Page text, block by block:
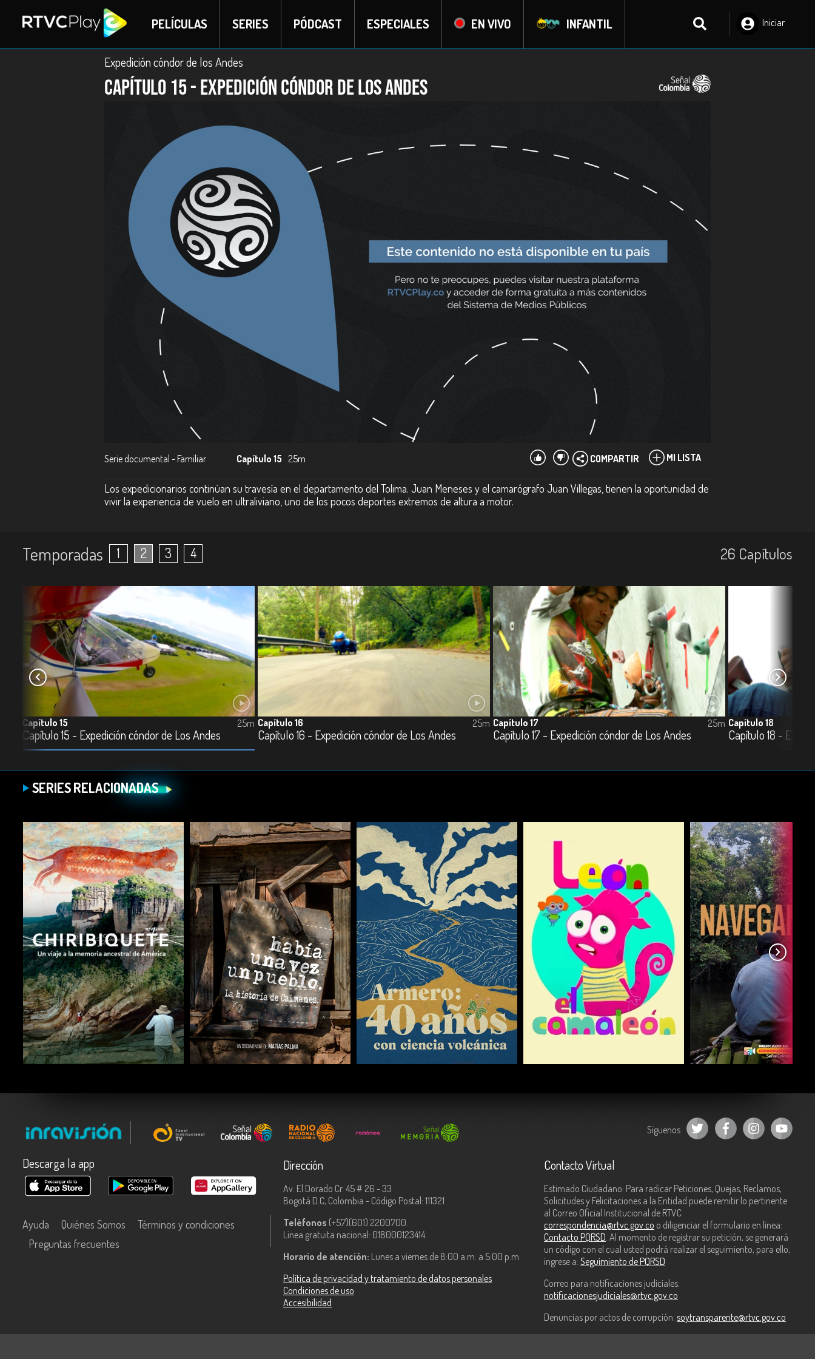
PELÍCULAS SERIES PÓDCAST ESPECIALES EN VIVO INFANTIL
Iniciar
Expedición cóndor de los Andes
Capítulo 15 - Expedición cóndor de Los Andes
Serie documental - Familiar Capítulo 15 25m MI LISTA
COMPARTIR
Los expedicionarios continúan su travesía en el departamento del Tolima. Juan Meneses y el camarógrafo Juan Villegas, tienen la oportunidad de
vivir la experiencia de vuelo en ultraliviano, uno de los pocos deportes extremos de altura a motor.
Temporadas 1 2 3 4 26 Capí­tulos
Capítulo 15
Capítulo 15 - Expedición cóndor de Los Andes
25m Capítulo 16
Capítulo 16 - Expedición cóndor de Los Andes
25m Capítulo 17
Capítulo 17 - Expedición cóndor de Los Andes
25m Capítulo 18
Capítulo 18 -
SERIES RELACIONADAS
COMPARTIR COMPARTIR COMPARTIR COMPARTIR
Síguenos
Descarga la app
Ayuda Quiénes Somos
Términos y condiciones
Preguntas frecuentes
Dirección
Av. El Dorado Cr. 45 # 26 - 33
Bogotá D.C, Colombia - Código Postal: 111321
Teléfonos (+57)(601) 2200700.
Línea gratuita nacional: 018000123414.
Horario de atención: Lunes a viernes de 8:00 a.m. a 5:00 p.m.
Política de privacidad y tratamiento de datos personales
Condiciones de uso
Accesibilidad
Contacto Virtual
Estimado Ciudadano: Para radicar Peticiones, Quejas, Reclamos,
Solicitudes y Felicitaciones a la Entidad puede remitir lo pertinente
al Correo Oficial Institucional de RTVC
correspondencia@rtvc.gov.co o diligenciar el formulario en línea:
Contacto PQRSD . Al momento de registrar su petición, se generará
un código con el cual usted podrá realizar el seguimiento, para ello,
ingrese a: Seguimiento de PQRSD
Correo para notificaciones judiciales:
notificacionesjudiciales@rtvc.gov.co
Denuncias por actos de corrupción: soytransparente@rtvc.gov.co